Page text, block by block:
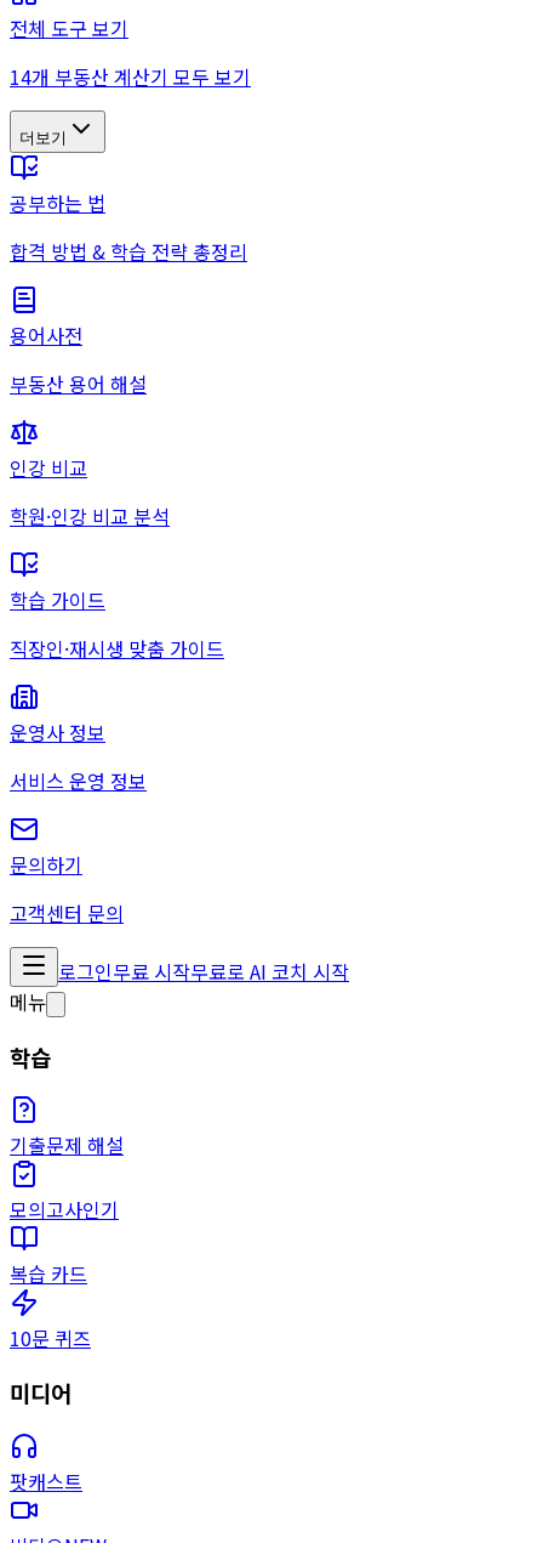
전체 도구 보기
14개 부동산 계산기 모두 보기
더보기
공부하는 법
합격 방법 & 학습 전략 총정리
용어사전
부동산 용어 해설
인강 비교
학원·인강 비교 분석
학습 가이드
직장인·재시생 맞춤 가이드
운영사 정보
서비스 운영 정보
문의하기
고객센터 문의
로그인무료 시작무료로 AI 코치 시작
메뉴
학습
기출문제 해설
모의고사인기
복습 카드
10문 퀴즈
미디어
팟캐스트